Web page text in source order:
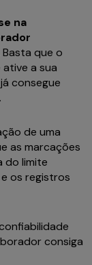
na
Basta que o
a sua
consegue
de uma
as marcações
do limite
os registros
consiga